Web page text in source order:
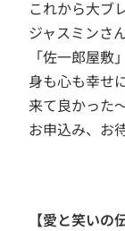
これから大ブ
ジャスミンさ
「佐一郎屋敷
身も心も幸せ
来て良かった
お申込み、お
【愛と笑い